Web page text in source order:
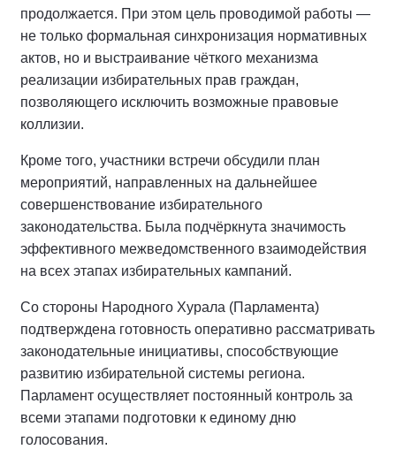
продолжается. При этом цель проводимой работы —
не только формальная синхронизация нормативных
актов, но и выстраивание чёткого механизма
реализации избирательных прав граждан,
позволяющего исключить возможные правовые
коллизии.
Кроме того, участники встречи обсудили план
мероприятий, направленных на дальнейшее
совершенствование избирательного
законодательства. Была подчёркнута значимость
эффективного межведомственного взаимодействия
на всех этапах избирательных кампаний.
Со стороны Народного Хурала (Парламента)
подтверждена готовность оперативно рассматривать
законодательные инициативы, способствующие
развитию избирательной системы региона.
Парламент осуществляет постоянный контроль за
всеми этапами подготовки к единому дню
голосования.